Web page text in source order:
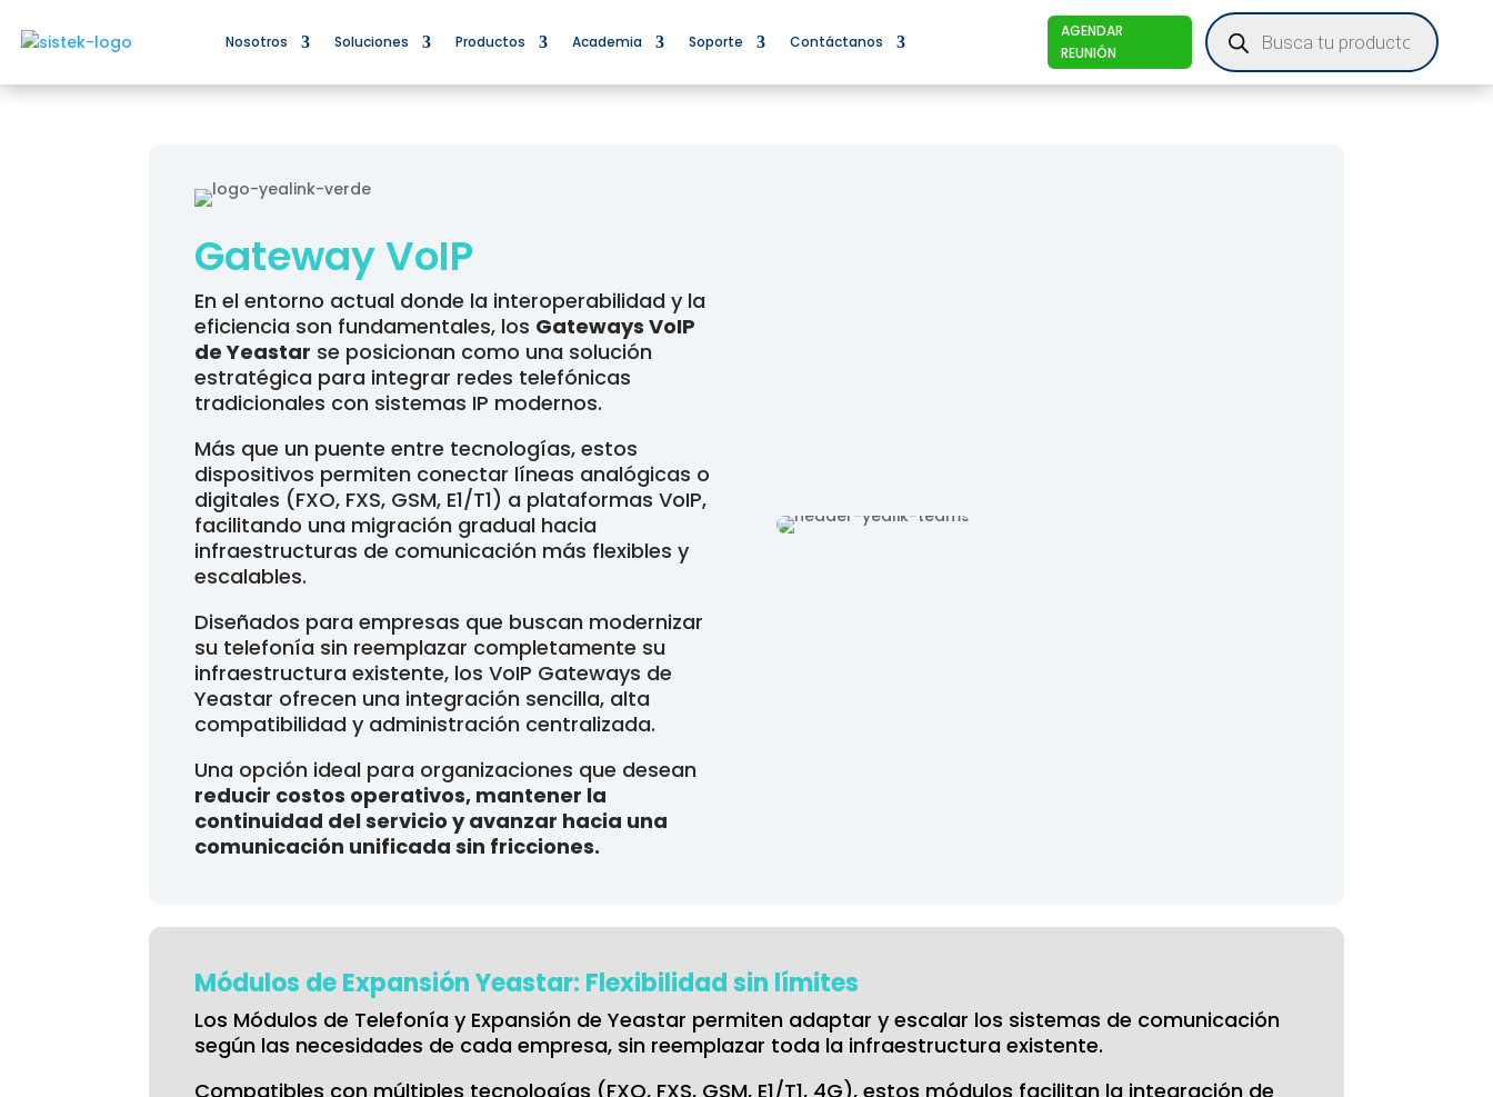
Nosotros Soluciones Productos Academia Soporte Contáctanos
AGENDAR
REUNIÓN
Products
search
Gateway VoIP
En el entorno actual donde la interoperabilidad y la
eficiencia son fundamentales, los Gateways VoIP
de Yeastar se posicionan como una solución
estratégica para integrar redes telefónicas
tradicionales con sistemas IP modernos.
Más que un puente entre tecnologías, estos
dispositivos permiten conectar líneas analógicas o
digitales (FXO, FXS, GSM, E1/T1) a plataformas VoIP,
facilitando una migración gradual hacia
infraestructuras de comunicación más flexibles y
escalables.
Diseñados para empresas que buscan modernizar
su telefonía sin reemplazar completamente su
infraestructura existente, los VoIP Gateways de
Yeastar ofrecen una integración sencilla, alta
compatibilidad y administración centralizada.
Una opción ideal para organizaciones que desean
reducir costos operativos, mantener la
continuidad del servicio y avanzar hacia una
comunicación unificada sin fricciones.
Módulos de Expansión Yeastar: Flexibilidad sin límites
Los Módulos de Telefonía y Expansión de Yeastar permiten adaptar y escalar los sistemas de comunicación
según las necesidades de cada empresa, sin reemplazar toda la infraestructura existente.
Compatibles con múltiples tecnologías (FXO, FXS, GSM, E1/T1, 4G), estos módulos facilitan la integración de